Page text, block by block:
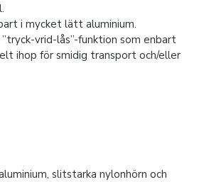
i mycket lätt aluminium.
vrid-lås”-funktion som enbart
ihop för smidig transport och/eller
slitstarka nylonhörn och